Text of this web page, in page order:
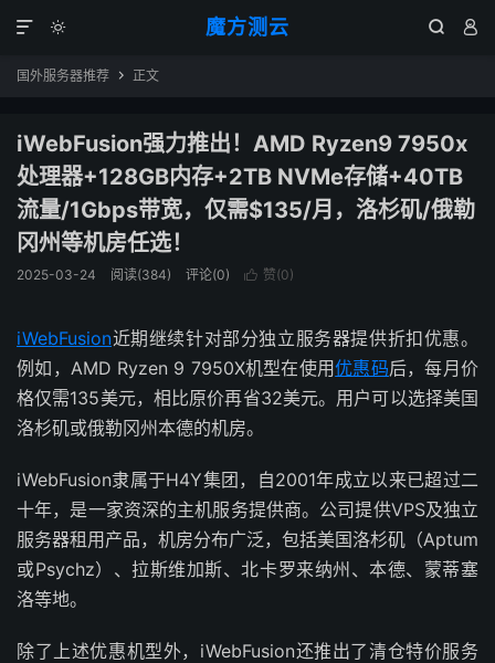
魔方测云
  

国外服务器推荐  正文
iWebFusion强力推出！AMD Ryzen9 7950x
处理器+128GB内存+2TB NVMe存储+40TB
流量/1Gbps带宽，仅需$135/月，洛杉矶/俄勒
冈州等机房任选！
2025-03-24 阅读(384) 评论(0)  赞(0)
iWebFusion近期继续针对部分独立服务器提供折扣优惠。
例如，AMD Ryzen 9 7950X机型在使用优惠码后，每月价
格仅需135美元，相比原价再省32美元。用户可以选择美国
洛杉矶或俄勒冈州本德的机房。
iWebFusion隶属于H4Y集团，自2001年成立以来已超过二
十年，是一家资深的主机服务提供商。公司提供VPS及独立
服务器租用产品，机房分布广泛，包括美国洛杉矶（Aptum
或Psychz）、拉斯维加斯、北卡罗来纳州、本德、蒙蒂塞
洛等地。
除了上述优惠机型外，iWebFusion还推出了清仓特价服务